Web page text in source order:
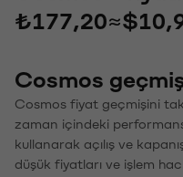
₺177,20≈
Cosmos
Cosmos fiyat geçmişini
zaman içindeki
kullanarak açılış ve
düşük fiyatları ve işlem